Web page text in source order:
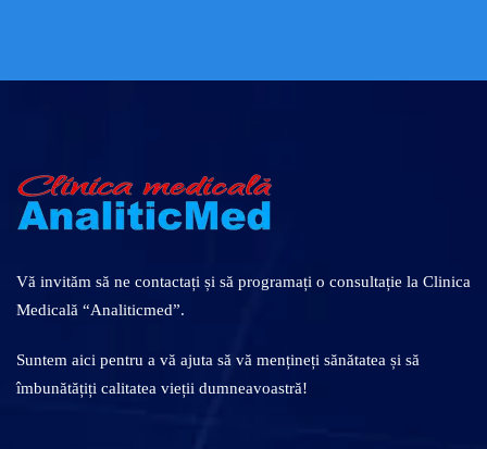
Vă invităm să ne contactați și să programați o consultație la Clinica
Medicală “Analiticmed”.
Suntem aici pentru a vă ajuta să vă mențineți sănătatea și să
îmbunătățiți calitatea vieții dumneavoastră!